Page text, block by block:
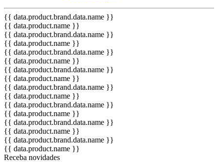
{{ data.product.brand.data.name }}
{{ data.product.name }}
{{ data.product.brand.data.name }}
{{ data.product.name }}
{{ data.product.brand.data.name }}
{{ data.product.name }}
{{ data.product.brand.data.name }}
{{ data.product.name }}
{{ data.product.brand.data.name }}
{{ data.product.name }}
{{ data.product.brand.data.name }}
{{ data.product.name }}
{{ data.product.brand.data.name }}
{{ data.product.name }}
{{ data.product.brand.data.name }}
{{ data.product.name }}
Receba novidades